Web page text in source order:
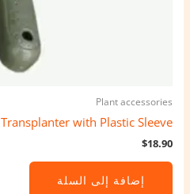
Plant accessories
Transplanter with Plastic Sleeve
$18.90
إضافة إلى السلة